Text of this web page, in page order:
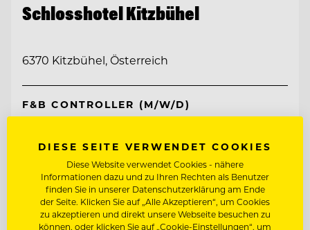
Schlosshotel Kitzbühel
6370 Kitzbühel, Österreich
F&B CONTROLLER (M/W/D)
Entdecke alle Jobs
DIESE SEITE VERWENDET COOKIES
Diese Website verwendet Cookies - nähere
Informationen dazu und zu Ihren Rechten als Benutzer
finden Sie in unserer Datenschutzerklärung am Ende
der Seite. Klicken Sie auf „Alle Akzeptieren“, um Cookies
zu akzeptieren und direkt unsere Webseite besuchen zu
können, oder klicken Sie auf „Cookie-Einstellungen“, um